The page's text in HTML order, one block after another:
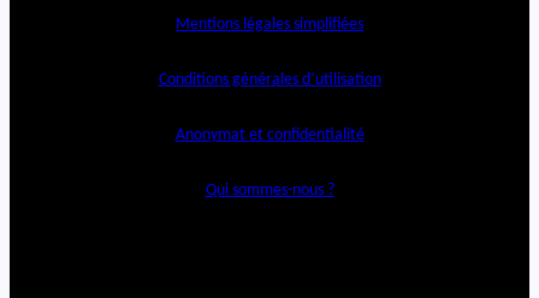
Mentions légales simplifiées
Conditions générales d’utilisation
Anonymat et confidentialité
Qui sommes-nous ?